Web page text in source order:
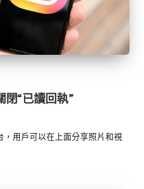
“已讀回執”
用戶可以在上面分享照片和視